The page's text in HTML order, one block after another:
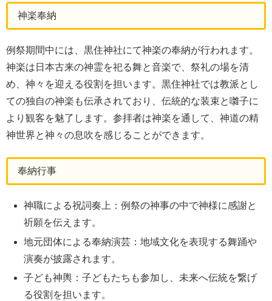
神楽奉納
例祭期間中には、黒住神社にて神楽の奉納が行われます。
神楽は日本古来の神霊を祀る舞と音楽で、祭礼の場を清
め、神々を迎える役割を担います。黒住神社では教派とし
ての独自の神楽も伝承されており、伝統的な装束と囃子に
より観客を魅了します。参拝者は神楽を通して、神道の精
神世界と神々の息吹を感じることができます。
奉納行事
神職による祝詞奏上：例祭の神事の中で神様に感謝と
祈願を伝えます。
地元団体による奉納演芸：地域文化を表現する舞踊や
演奏が披露されます。
子ども神輿：子どもたちも参加し、未来へ伝統を繋げ
る役割を担います。